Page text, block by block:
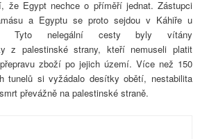
že Egypt nechce o příměří jednat. Zástupci
a Egyptu se proto sejdou v Káhiře u
Tyto nelegální cesty byly vítány
z palestinské strany, kteří nemuseli platit
zboží po jejich území. Více než 150
tunelů si vyžádalo desítky obětí, nestabilita
převážně na palestinské straně.